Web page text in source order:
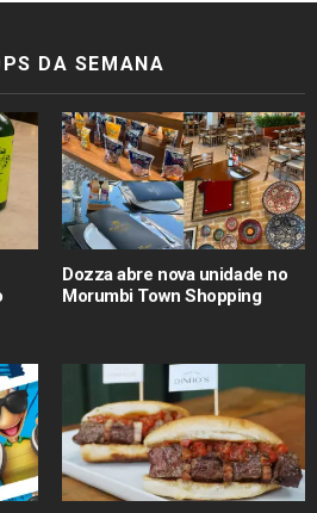
DA SEMANA
Dozza abre nova unidade no
Morumbi Town Shopping